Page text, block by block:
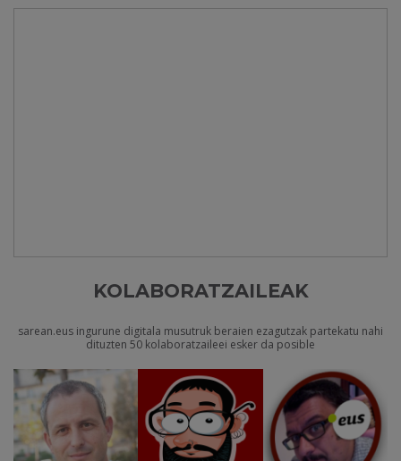
KOLABORATZAILEAK
sarean.eus ingurune digitala musutruk beraien ezagutzak partekatu nahi
dituzten 50 kolaboratzaileei esker da posible